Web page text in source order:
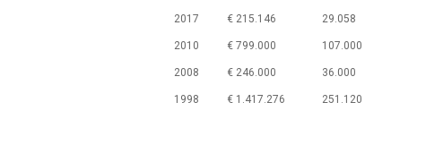
2017 € 215.146 29.058
2010 € 799.000 107.000
2008 € 246.000 36.000
1998 € 1.417.276 251.120